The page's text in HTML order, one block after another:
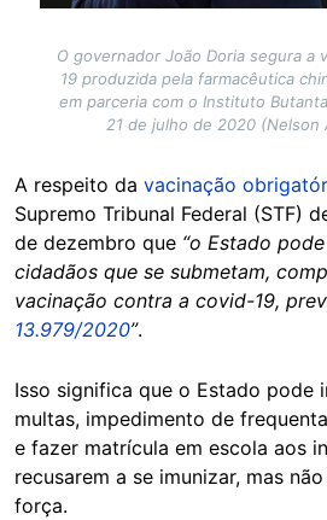
O governador João Doria segura a
19 produzida pela farmacêutica
em parceria com o Instituto
21 de julho de 2020 (Nelson
A respeito da vacinação
Supremo Tribunal Federal (STF)
de dezembro que “o Estado
cidadãos que se submetam,
vacinação contra a covid-19,
13.979/2020”.
Isso significa que o Estado pode
multas, impedimento de
e fazer matrícula em escola aos
recusarem a se imunizar, mas
força.